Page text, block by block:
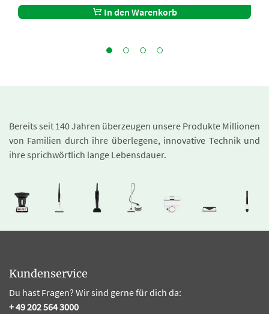
In den Warenkorb
Bereits seit 140 Jahren überzeugen unsere Produkte Millionen
von Familien durch ihre überlegene, innovative Technik und
ihre sprichwörtlich lange Lebensdauer.
Kundenservice
Du hast Fragen? Wir sind gerne für dich da:
+ 49 202 564 3000